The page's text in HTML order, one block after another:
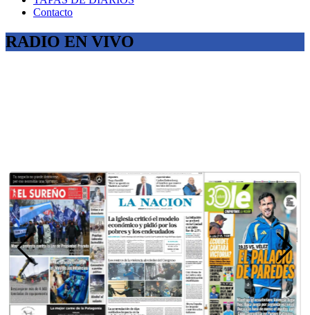
Contacto
RADIO EN VIVO